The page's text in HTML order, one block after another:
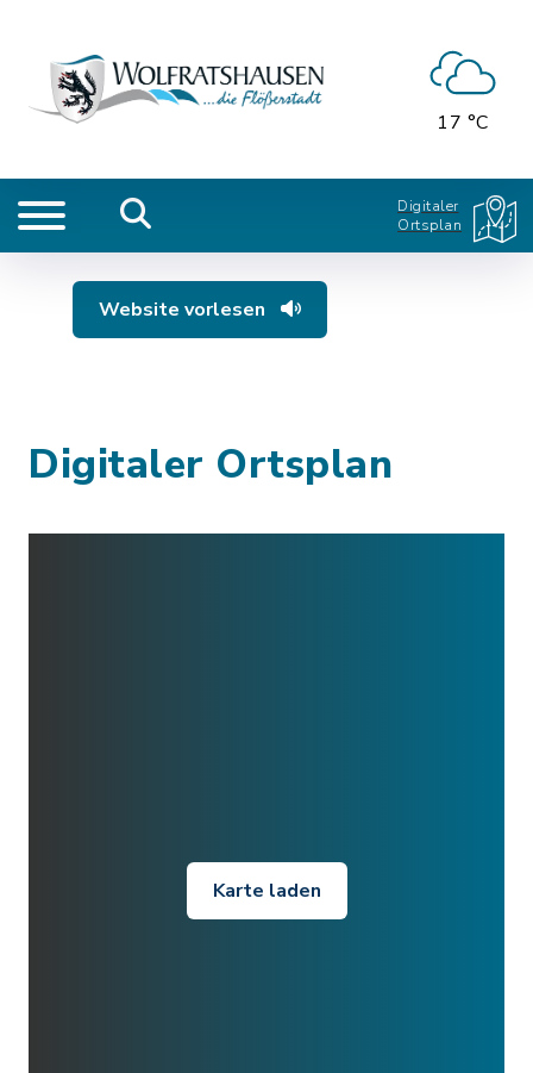
17 °C
Digitaler
Ortsplan
Website vorlesen
Digitaler Ortsplan
Karte laden